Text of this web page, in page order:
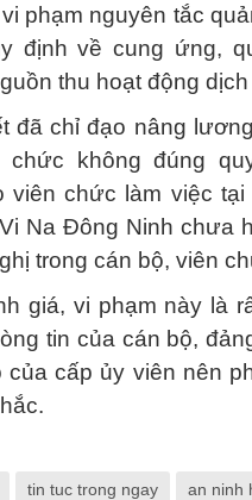
phạm nguyên tắc
định về cung ứng,
thu hoạt động
đã chỉ đạo nâng
chức không đúng
viên chức làm việc tại
Na Đông Ninh chưa
trong cán bộ, viên
giá, vi phạm này là
tin của cán bộ,
của cấp ủy viên nên
tin tuc trong ngay an ninh